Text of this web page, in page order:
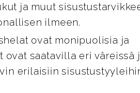
ja muut
ilmeen.
ovat monipuolisia ja
saatavilla eri väreissä
erilaisiin